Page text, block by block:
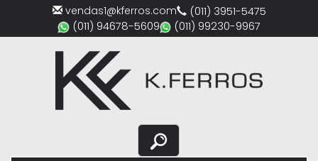
vendas1@kferros.com
(011) 3951-5475
(011) 94678-5609
(011) 99230-9967